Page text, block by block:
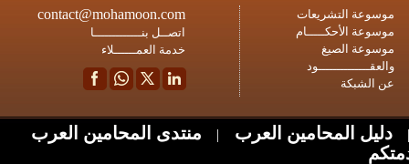
التشريعات
الأحكـــــام
الصيغ
contact@mohamoon.com
اتصــل بنـــــــــــــا
خدمة العمــــــلاء
المحامين العرب |
منتدى المحامين العرب